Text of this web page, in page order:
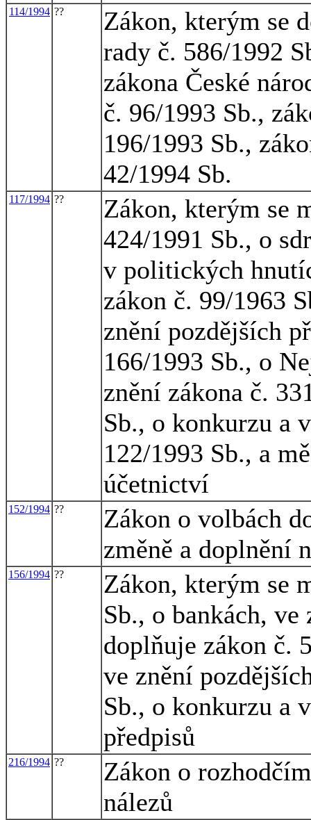
114/1994 ??
Zákon, kterým se
rady č. 586/1992
zákona České
č. 96/1993 Sb.,
196/1993 Sb.,
42/1994 Sb.
117/1994 ??
Zákon, kterým se
424/1991 Sb., o
v politických
zákon č. 99/1963
znění pozdějších
166/1993 Sb., o
znění zákona č.
Sb., o konkurzu a
122/1993 Sb., a
účetnictví
152/1994 ??
Zákon o volbách
změně a doplnění
156/1994 ??
Zákon, kterým se
Sb., o bankách,
doplňuje zákon č.
ve znění
Sb., o konkurzu a
předpisů
216/1994 ??
Zákon o
nálezů